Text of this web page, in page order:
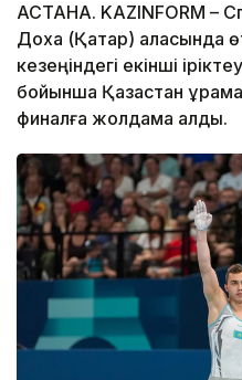
АСТАНА. KAZINFORM –
Доха (Қатар) қаласында
кезеңіндегі екінші
бойынша Қазақстан
финалға жолдама алды.